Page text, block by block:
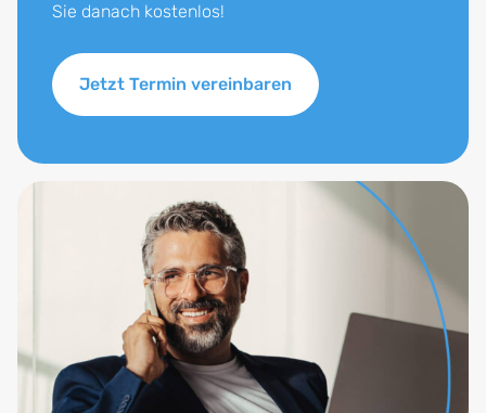
Sie danach kostenlos!
Jetzt Termin vereinbaren